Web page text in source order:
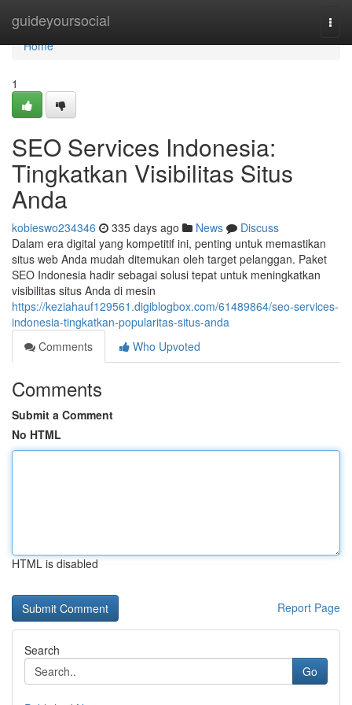
guideyoursocial
Home
Home
1
SEO Services Indonesia:
Tingkatkan Visibilitas Situs
Anda
kobieswo234346 335 days ago News
Discuss
Dalam era digital yang kompetitif ini, penting untuk memastikan
situs web Anda mudah ditemukan oleh target pelanggan. Paket
SEO Indonesia hadir sebagai solusi tepat untuk meningkatkan
visibilitas situs Anda di mesin
https://keziahauf129561.digiblogbox.com/61489864/seo-services-
indonesia-tingkatkan-popularitas-situs-anda
Comments
Who Upvoted
Comments
Submit a Comment
No HTML
HTML is disabled
Report Page
Search
Go